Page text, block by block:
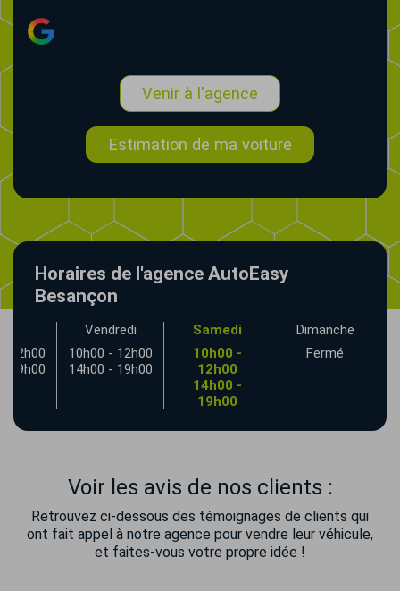
Venir à l'agence
Estimation de ma voiture
Horaires de l'agence AutoEasy
Besançon
12h00
19h00
Vendredi
10h00 - 12h00
14h00 - 19h00
Samedi
10h00 -
12h00
14h00 -
19h00
Dimanche
Fermé
Voir les avis de nos clients :
Retrouvez ci-dessous des témoignages de clients qui
ont fait appel à notre agence pour vendre leur véhicule,
et faites-vous votre propre idée !